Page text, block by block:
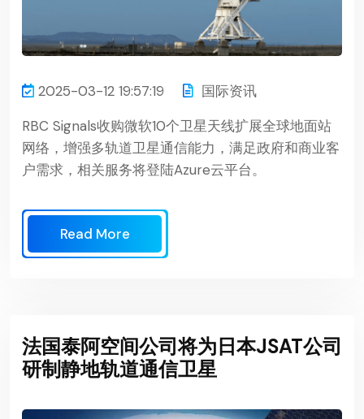
2025-03-12 19:57:19
国际资讯
RBC Signals收购微软10个卫星天线扩展全球地面站
网络，增强多轨道卫星通信能力，满足政府和商业客
户需求，相关服务将登陆Azure云平台。
Read More
法国泰阿空间公司将为日本JSAT公司
研制静地轨道通信卫星